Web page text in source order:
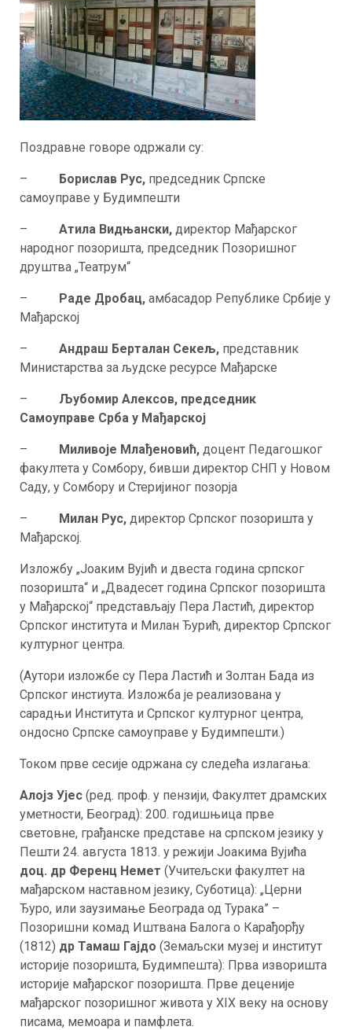
Поздравне говоре одржали су:
– Борислав Рус, председник Српске
самоуправе у Будимпешти
– Атила Видњански, директор Мађарског
народног позоришта, председник Позоришног
друштва „Театрум“
– Раде Дробац, амбасадор Републике Србије у
Мађарској
– Андраш Берталан Секељ, представник
Министарства за људске ресурсе Мађарске
– Љубомир Алексов, председник
Самоуправе Срба у Мађарској
– Миливоје Млађеновић, доцент Педагошког
факултета у Сомбору, бивши директор СНП у Новом
Саду, у Сомбору и Стеријиног позорја
– Милан Рус, директор Српског позоришта у
Мађарској.
Изложбу „Јоаким Вујић и двеста година српског
позоришта“ и „Двадесет година Српског позоришта
у Мађарској“ представљају Пера Ластић, директор
Српског института и Милан Ђурић, директор Српског
културног центра.
(Аутори изложбе су Пера Ластић и Золтан Бада из
Српског инстиута. Изложба је реализована у
сарадњи Института и Српског културног центра,
ондосно Српске самоуправе у Будимпешти.)
Током прве сесије одржана су следећа излагања:
Алојз Ујес (ред. проф. у пензији, Факултет драмских
уметности, Београд): 200. годишњица прве
световне, грађанске представе на српском језику у
Пешти 24. августа 1813. у режији Јоакима Вујића
доц. др Ференц Немет (Учитељски факултет на
мађарском наставном језику, Суботица): „Церни
Ђуро, или заузимање Београда од Турака” –
Позоришни комад Иштвана Балога о Карађорђу
(1812) др Тамаш Гајдо (Земаљски музеј и институт
историје позоришта, Будимпешта): Прва изворишта
историје мађарског позоришта. Прве деценије
мађарског позоришног живота у XIX веку на основу
писама, мемоара и памфлета.